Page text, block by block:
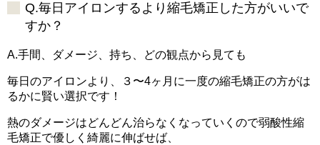
Q.毎日アイロンするより縮毛矯正した方がいいで
すか？
A.手間、ダメージ、持ち、どの観点から見ても
毎日のアイロンより、３〜4ヶ月に一度の縮毛矯正の方がは
るかに賢い選択です！
熱のダメージはどんどん治らなくなっていくので弱酸性縮
毛矯正で優しく綺麗に伸ばせば、